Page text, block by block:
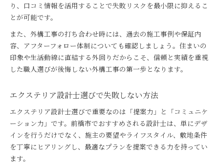
り、口コミ情報を活用することで失敗リスクを最小限に抑えるこ
とが可能です。
また、外構工事の打ち合わせ時には、過去の施工事例や保証内
容、アフターフォロー体制についても確認しましょう。住まいの
印象や生活動線に直結する外回りだからこそ、信頼と実績を重視
した職人選びが後悔しない外構工事の第一歩となります。
エクステリア設計士選びで失敗しない方法
エクステリア設計士選びで重要なのは「提案力」と「コミュニケ
ーション力」です。前橋市でおすすめされる設計士は、単にデザ
インを行うだけでなく、施主の要望やライフスタイル、敷地条件
を丁寧にヒアリングし、最適なプランを提案できる力を持ってい
ます。